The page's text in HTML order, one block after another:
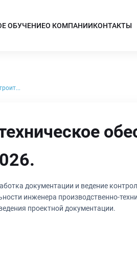
ОБУЧЕНИЕО КОМПАНИИКОНТАКТЫ
документации и ведение
инженера производственно-
проектной документации.